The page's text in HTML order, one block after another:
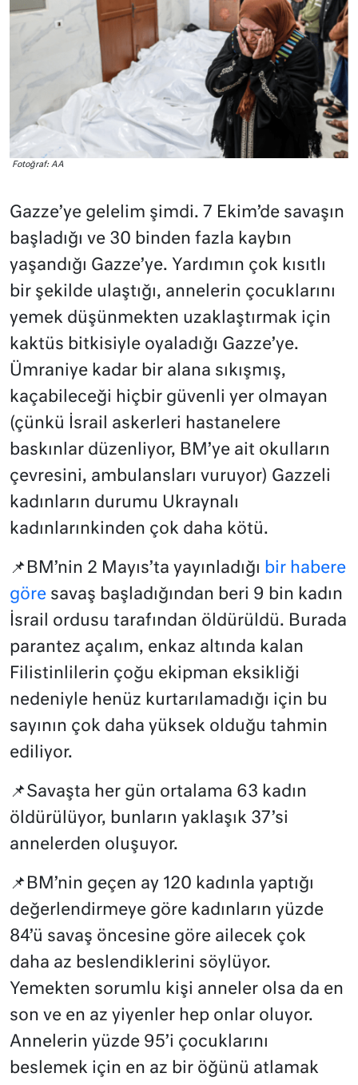
Fotoğraf: AA
Gazze’ye gelelim şimdi. 7 Ekim’de savaşın
başladığı ve 30 binden fazla kaybın
yaşandığı Gazze’ye. Yardımın çok kısıtlı
bir şekilde ulaştığı, annelerin çocuklarını
yemek düşünmekten uzaklaştırmak için
kaktüs bitkisiyle oyaladığı Gazze’ye.
Ümraniye kadar bir alana sıkışmış,
kaçabileceği hiçbir güvenli yer olmayan
(çünkü İsrail askerleri hastanelere
baskınlar düzenliyor, BM’ye ait okulların
çevresini, ambulansları vuruyor) Gazzeli
kadınların durumu Ukraynalı
kadınlarınkinden çok daha kötü.
📌BM’nin 2 Mayıs’ta yayınladığı bir habere
göre savaş başladığından beri 9 bin kadın
İsrail ordusu tarafından öldürüldü. Burada
parantez açalım, enkaz altında kalan
Filistinlilerin çoğu ekipman eksikliği
nedeniyle henüz kurtarılamadığı için bu
sayının çok daha yüksek olduğu tahmin
ediliyor.
📌Savaşta her gün ortalama 63 kadın
öldürülüyor, bunların yaklaşık 37’si
annelerden oluşuyor.
📌BM’nin geçen ay 120 kadınla yaptığı
değerlendirmeye göre kadınların yüzde
84’ü savaş öncesine göre ailecek çok
daha az beslendiklerini söylüyor.
Yemekten sorumlu kişi anneler olsa da en
son ve en az yiyenler hep onlar oluyor.
Annelerin yüzde 95’i çocuklarını
beslemek için en az bir öğünü atlamak